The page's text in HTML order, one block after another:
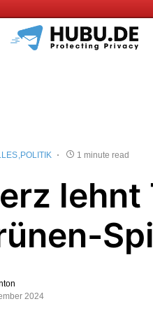
POLITIK 1 minute read
lehnt
2024